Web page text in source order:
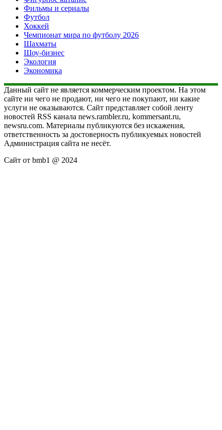
Фильмы и сериалы
Футбол
Хоккей
Чемпионат мира по футболу 2026
Шахматы
Шоу-бизнес
Экология
Экономика
Данный сайт не является коммерческим проектом. На этом
сайте ни чего не продают, ни чего не покупают, ни какие
услуги не оказываются. Сайт представляет собой ленту
новостей RSS канала news.rambler.ru, kommersant.ru,
newsru.com. Материалы публикуются без искажения,
ответственность за достоверность публикуемых новостей
Администрация сайта не несёт.
Сайт от bmb1 @ 2024